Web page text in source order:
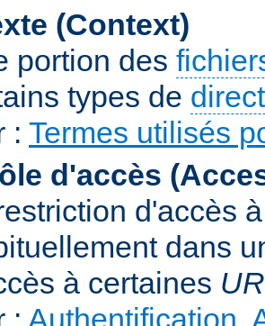
(Context)
portion des
types de
: Termes utilisés
d'accès
d'accès
dans
à certaines
: Authentification,